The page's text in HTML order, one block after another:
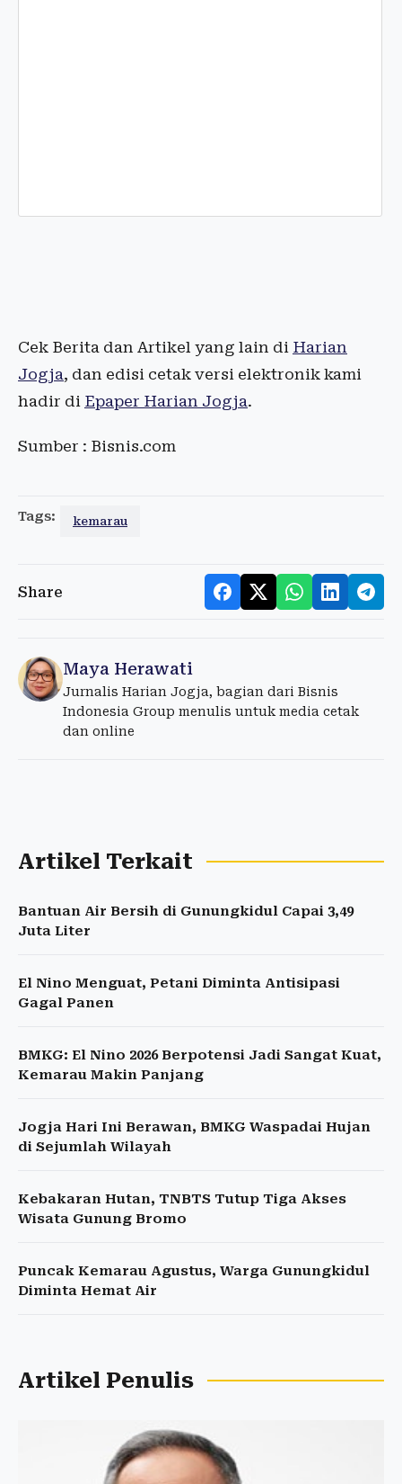
Cek Berita dan Artikel yang lain di Harian
Jogja, dan edisi cetak versi elektronik kami
hadir di Epaper Harian Jogja.
Sumber : Bisnis.com
Tags: kemarau
Share
Maya Herawati
Jurnalis Harian Jogja, bagian dari Bisnis
Indonesia Group menulis untuk media cetak
dan online
Artikel Terkait
Bantuan Air Bersih di Gunungkidul Capai 3,49
Juta Liter
El Nino Menguat, Petani Diminta Antisipasi
Gagal Panen
BMKG: El Nino 2026 Berpotensi Jadi Sangat Kuat,
Kemarau Makin Panjang
Jogja Hari Ini Berawan, BMKG Waspadai Hujan
di Sejumlah Wilayah
Kebakaran Hutan, TNBTS Tutup Tiga Akses
Wisata Gunung Bromo
Puncak Kemarau Agustus, Warga Gunungkidul
Diminta Hemat Air
Artikel Penulis